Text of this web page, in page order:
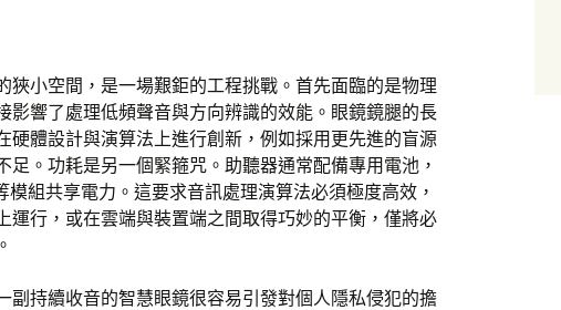
狹小空間，是一場艱鉅的工程挑戰。首先面臨的是物理
影響了處理低頻聲音與方向辨識的效能。眼鏡鏡腿的長
硬體設計與演算法上進行創新，例如採用更先進的盲源
足。功耗是另一個緊箍咒。助聽器通常配備專用電池，
組共享電力。這要求音訊處理演算法必須極度高效，
運行，或在雲端與裝置端之間取得巧妙的平衡，僅將必
副持續收音的智慧眼鏡很容易引發對個人隱私侵犯的擔